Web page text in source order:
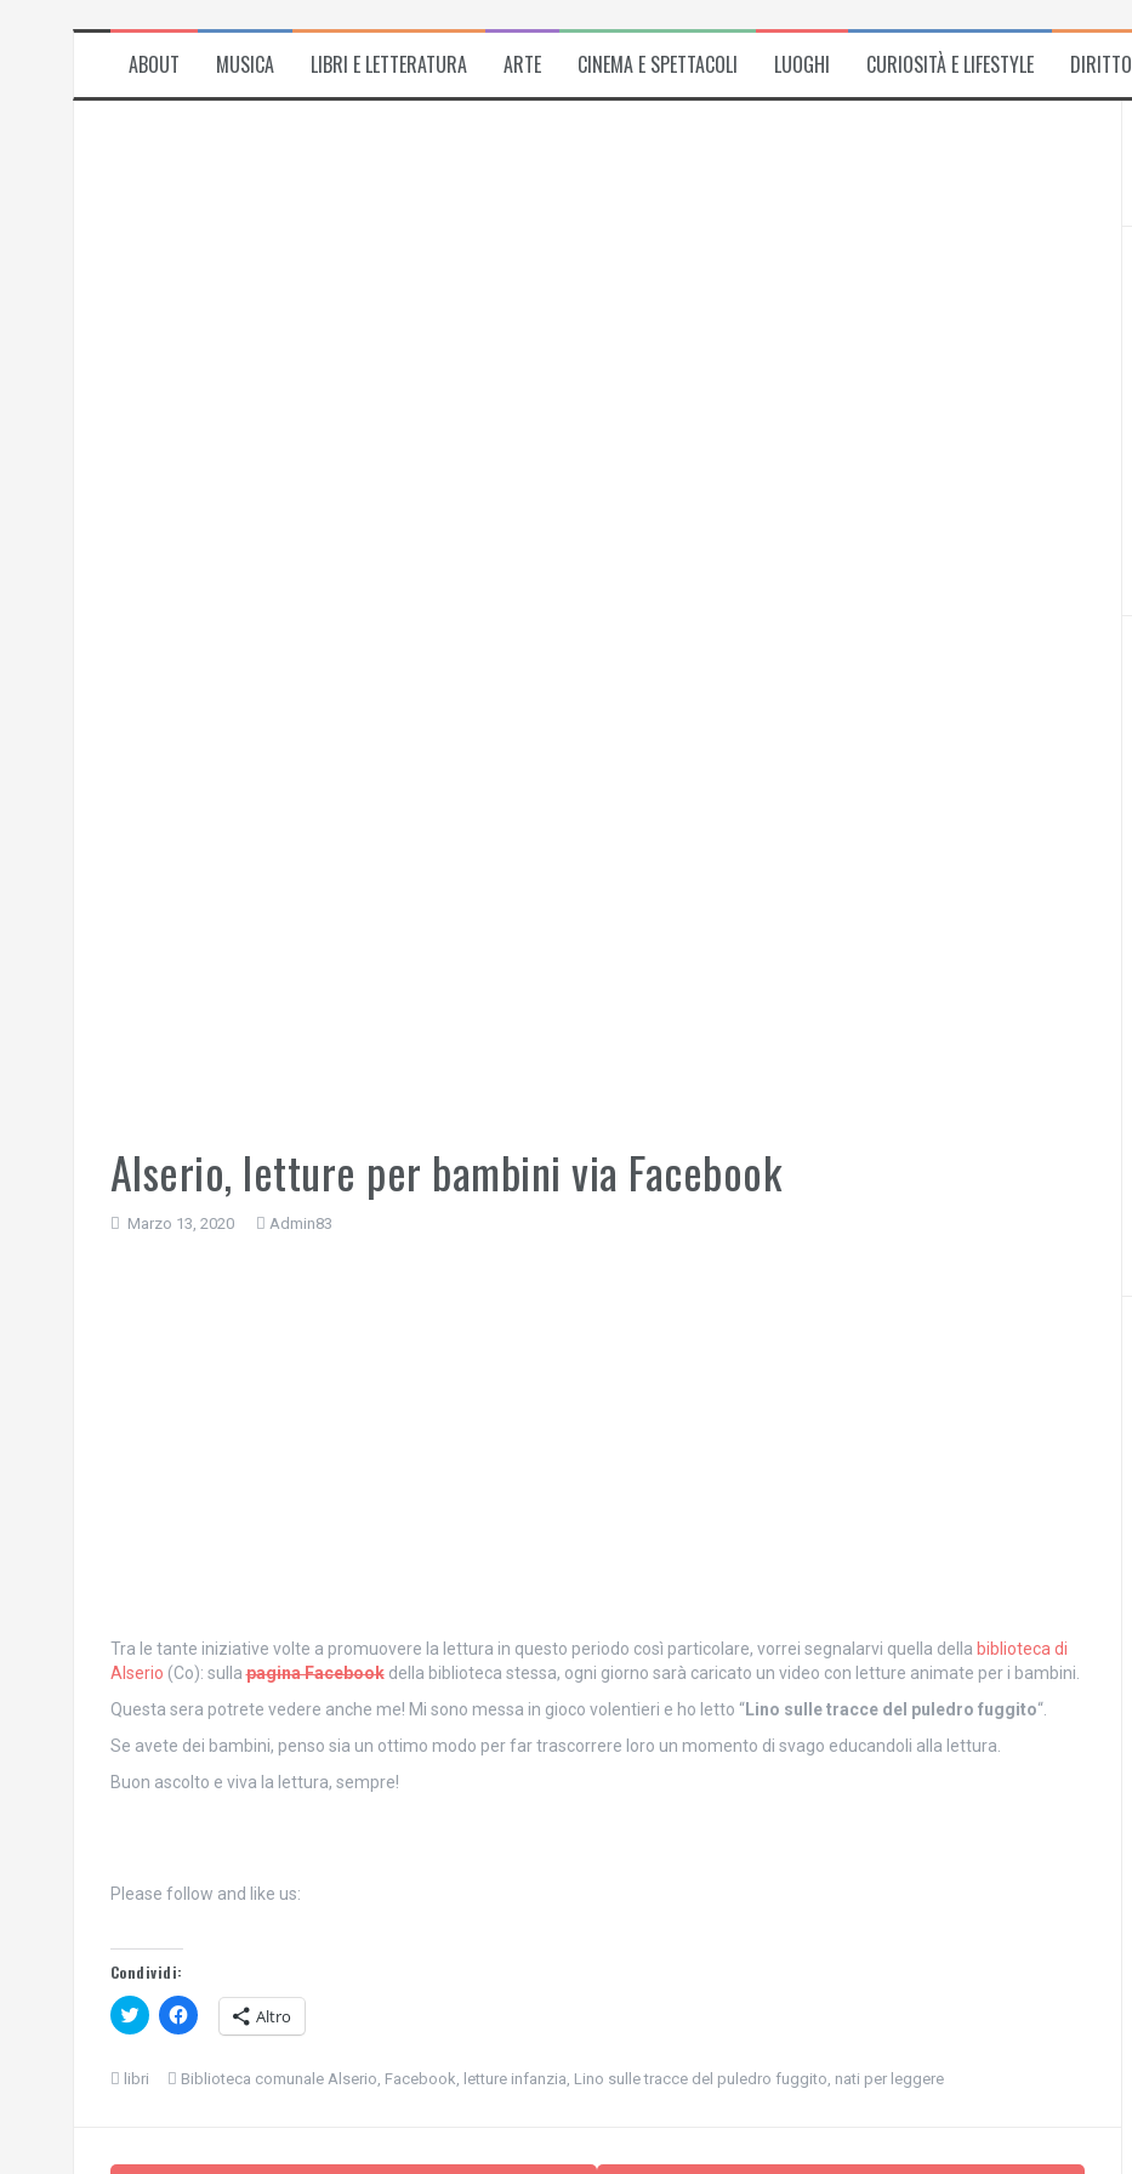
ABOUT MUSICA LIBRI E LETTERATURA ARTE CINEMA E SPETTACOLI LUOGHI CURIOSITÀ E LIFESTYLE DIRITTO
Alserio, letture per bambini via Facebook
Marzo 13, 2020 Admin83
Tra le tante iniziative volte a promuovere la lettura in questo periodo così particolare, vorrei segnalarvi quella della biblioteca di
Alserio (Co): sullapagina Facebookdella biblioteca stessa, ogni giorno sarà caricato un video con letture animate per i bambini.
Questa sera potrete vedere anche me! Mi sono messa in gioco volentieri e ho letto “Lino sulle tracce del puledro fuggito“.
Se avete dei bambini, penso sia un ottimo modo per far trascorrere loro un momento di svago educandoli alla lettura.
Buon ascolto e viva la lettura, sempre!
Please follow and like us:
Condividi:
F
a
l
i
p
F
a
l
i
c
Altro
libri Biblioteca comunale Alserio, Facebook, letture infanzia, Lino sulle tracce del puledro fuggito, nati per leggere